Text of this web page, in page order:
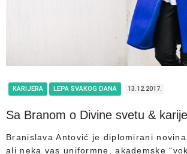
KARIJERA LEPA SVAKOG DANA 13.12.2017.
Sa Branom o Divine svetu &
Branislava Antović je diplomirani
ali neka vas uniformne, akademske